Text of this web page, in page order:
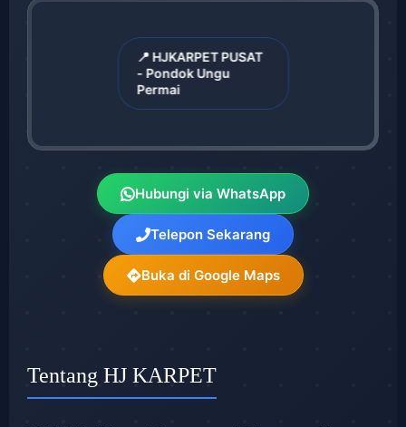
📍 HJKARPET PUSAT
- Pondok Ungu
Permai
Hubungi via WhatsApp
Telepon Sekarang
Buka di Google Maps
Tentang HJ KARPET